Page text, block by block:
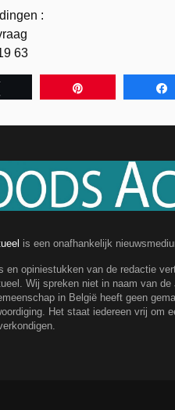
:
63
is een onafhankelijk
en opiniestukken van de redactie
Wij spreken niet in naam van
in België heeft geen
Het staat iedereen vrij om